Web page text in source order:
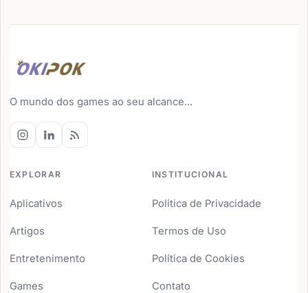
O mundo dos games ao seu alcance...
EXPLORAR
Aplicativos
Artigos
Entretenimento
Games
INSTITUCIONAL
Política de Privacidade
Termos de Uso
Política de Cookies
Contato